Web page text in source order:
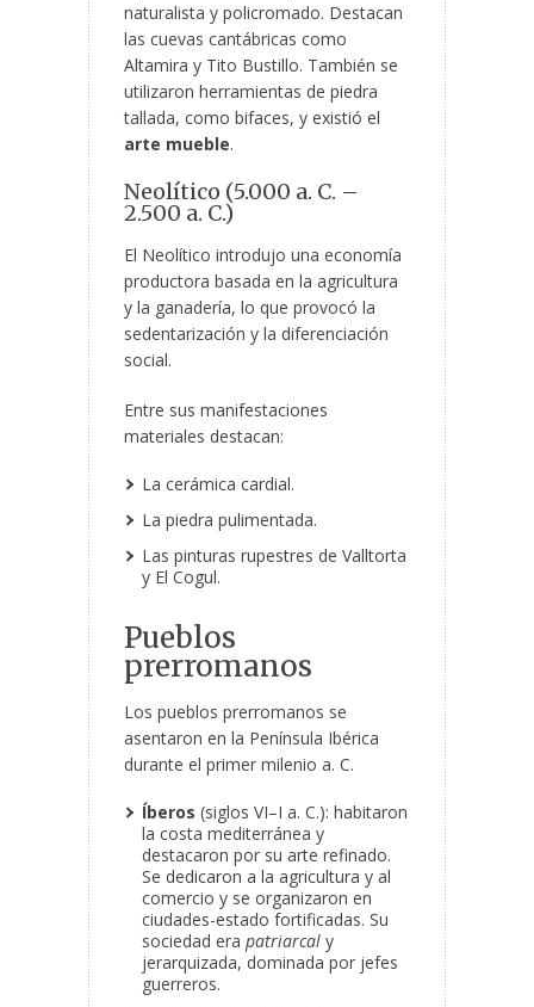
naturalista y policromado. Destacan
las cuevas cantábricas como
Altamira y Tito Bustillo. También se
utilizaron herramientas de piedra
tallada, como bifaces, y existió el
arte mueble.
Neolítico (5.000 a. C. –
2.500 a. C.)
El Neolítico introdujo una economía
productora basada en la agricultura
y la ganadería, lo que provocó la
sedentarización y la diferenciación
social.
Entre sus manifestaciones
materiales destacan:
La cerámica cardial.
La piedra pulimentada.
Las pinturas rupestres de Valltorta
y El Cogul.
Pueblos
prerromanos
Los pueblos prerromanos se
asentaron en la Península Ibérica
durante el primer milenio a. C.
Íberos (siglos VI–I a. C.): habitaron
la costa mediterránea y
destacaron por su arte refinado.
Se dedicaron a la agricultura y al
comercio y se organizaron en
ciudades-estado fortificadas. Su
sociedad era patriarcal y
jerarquizada, dominada por jefes
guerreros.